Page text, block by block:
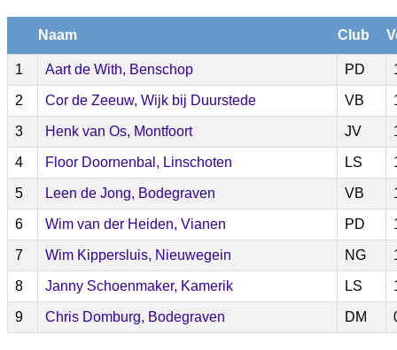
Naam Club
1 Aart de With, Benschop PD
2 Cor de Zeeuw, Wijk bij Duurstede VB
3 Henk van Os, Montfoort JV
4 Floor Doornenbal, Linschoten LS
5 Leen de Jong, Bodegraven VB
6 Wim van der Heiden, Vianen PD
7 Wim Kippersluis, Nieuwegein NG
8 Janny Schoenmaker, Kamerik LS
9 Chris Domburg, Bodegraven DM